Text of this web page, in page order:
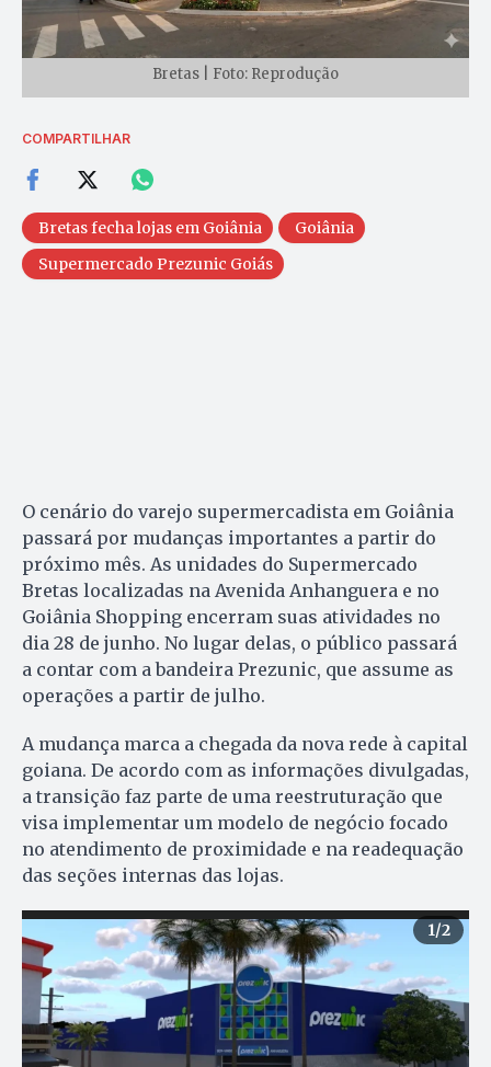
Bretas | Foto: Reprodução
COMPARTILHAR
Bretas fecha lojas em Goiânia
Goiânia
Supermercado Prezunic Goiás
O cenário do varejo supermercadista em Goiânia
passará por mudanças importantes a partir do
próximo mês. As unidades do Supermercado
Bretas localizadas na Avenida Anhanguera e no
Goiânia Shopping encerram suas atividades no
dia 28 de junho. No lugar delas, o público passará
a contar com a bandeira Prezunic, que assume as
operações a partir de julho.
A mudança marca a chegada da nova rede à capital
goiana. De acordo com as informações divulgadas,
a transição faz parte de uma reestruturação que
visa implementar um modelo de negócio focado
no atendimento de proximidade e na readequação
das seções internas das lojas.
1/2